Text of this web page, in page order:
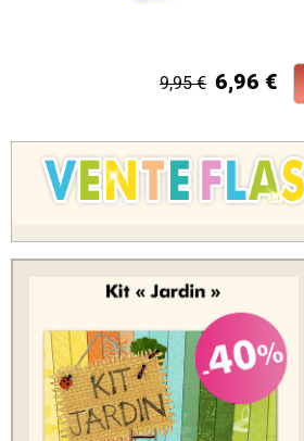
9,95 € 6,96 €